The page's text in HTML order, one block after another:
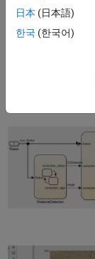
日本 (日本語)
한국 (한국어)